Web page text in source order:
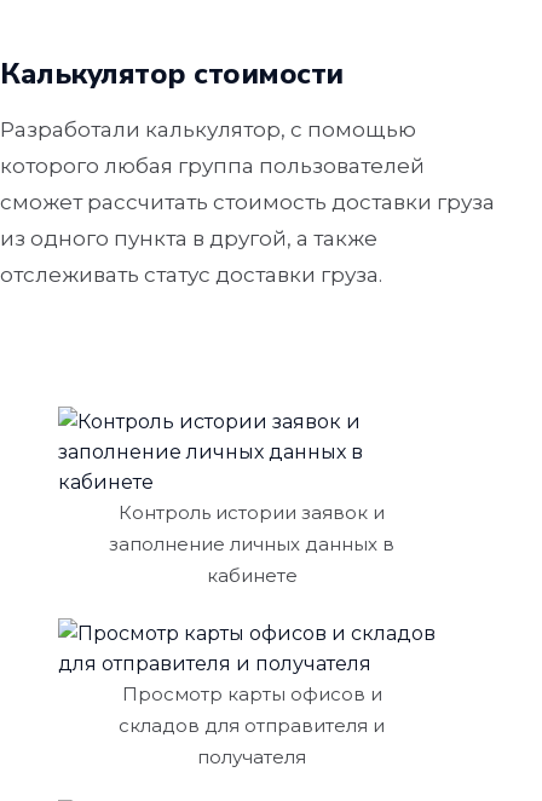
Калькулятор стоимости
Разработали калькулятор, с помощью
которого любая группа пользователей
сможет рассчитать стоимость доставки груза
из одного пункта в другой, а также
отслеживать статус доставки груза.
Контроль истории заявок и
заполнение личных данных в
кабинете
Просмотр карты офисов и
складов для отправителя и
получателя